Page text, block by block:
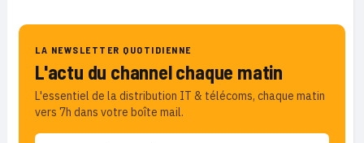
LA NEWSLETTER QUOTIDIENNE
L'actu du channel chaque matin
L'essentiel de la distribution IT & télécoms, chaque matin
vers 7h dans votre boîte mail.